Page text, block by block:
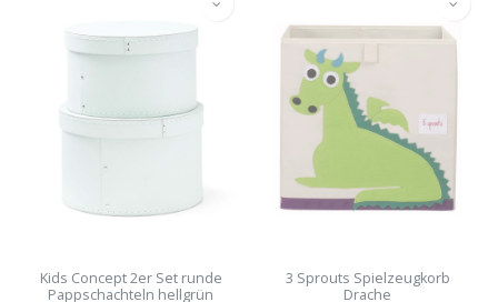
Kids Concept 2er Set runde
Pappschachteln hellgrün
3 Sprouts Spielzeugkorb
Drache